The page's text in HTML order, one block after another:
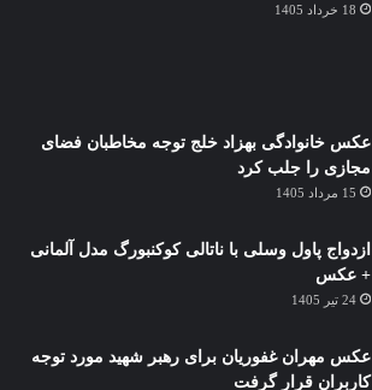
18 خرداد 1405
عکس خانوادگی بهزاد خلج توجه مخاطبان فضای
مجازی را جلب کرد
15 مرداد 1405
ازدواج پاول وسلی با ناتالی کوکنبورگ مدل آلمانی
+ عکس
24 تیر 1405
عکس مهران غفوریان برای رهبر شهید مورد توجه
کاربران قرار گرفت